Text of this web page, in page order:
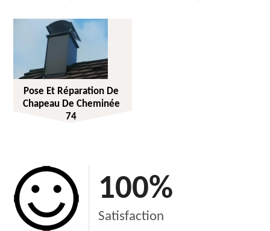
Pose Et Réparation De
Chapeau De Cheminée
74
100%
Satisfaction